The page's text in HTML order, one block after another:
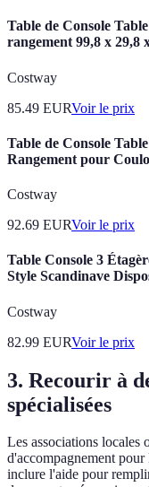
Table de Console
rangement 99,8 x 29,8
Costway
85.49 EURVoir le prix
Table de Console
Rangement pour
Costway
92.69 EURVoir le prix
Table Console 3
Style Scandinave
Costway
82.99 EURVoir le prix
3. Recourir à
spécialisées
Les associations locales
d'accompagnement
inclure l'aide pour